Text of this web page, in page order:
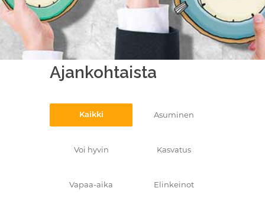
Ajankohtaista
Kaikki Asuminen
Voi hyvin Kasvatus
Vapaa-aika Elinkeinot